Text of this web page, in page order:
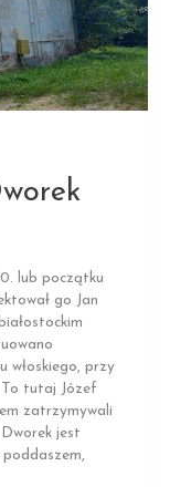
lub początku
go Jan
włoskiego, przy
To tutaj Józef
zatrzymywali
jest